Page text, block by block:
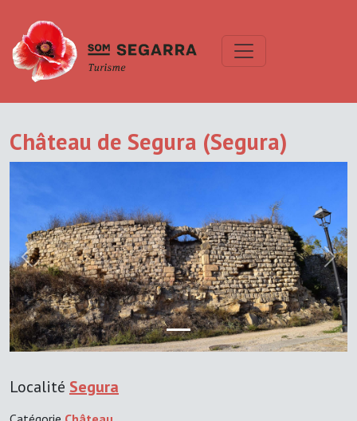
Château de Segura (Segura)
Previous Next
Localité Segura